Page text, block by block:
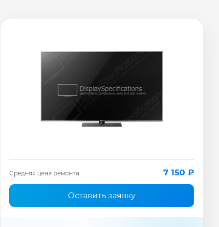
Средняя цена ремонта 7 150 ₽
Оставить заявку